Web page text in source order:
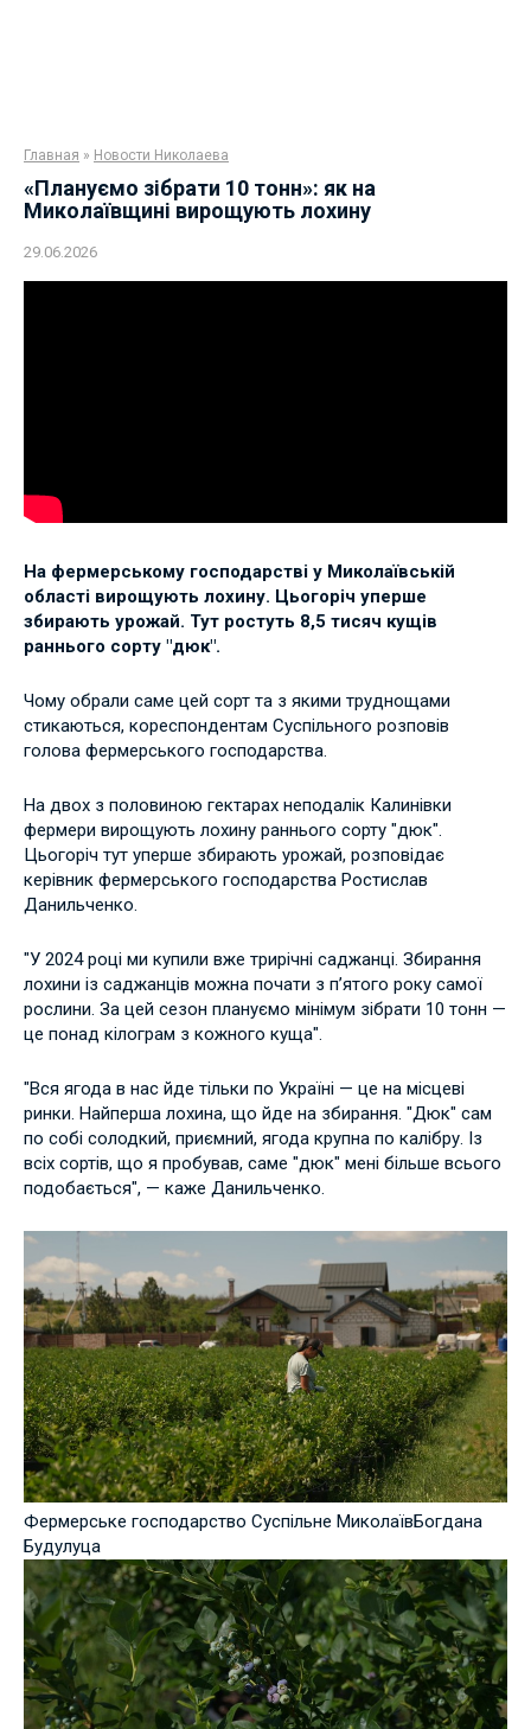
Главная » Новости Николаева
«Плануємо зібрати 10 тонн»: як на
Миколаївщині вирощують лохину
29.06.2026
На фермерському господарстві у Миколаївській
області вирощують лохину. Цьогоріч уперше
збирають урожай. Тут ростуть 8,5 тисяч кущів
раннього сорту "дюк".
Чому обрали саме цей сорт та з якими труднощами
стикаються, кореспондентам Суспільного розповів
голова фермерського господарства.
На двох з половиною гектарах неподалік Калинівки
фермери вирощують лохину раннього сорту "дюк".
Цьогоріч тут уперше збирають урожай, розповідає
керівник фермерського господарства Ростислав
Данильченко.
"У 2024 році ми купили вже трирічні саджанці. Збирання
лохини із саджанців можна почати з п’ятого року самої
рослини. За цей сезон плануємо мінімум зібрати 10 тонн —
це понад кілограм з кожного куща".
"Вся ягода в нас йде тільки по Україні — це на місцеві
ринки. Найперша лохина, що йде на збирання. "Дюк" сам
по собі солодкий, приємний, ягода крупна по калібру. Із
всіх сортів, що я пробував, саме "дюк" мені більше всього
подобається", — каже Данильченко.
Фермерське господарство Суспільне МиколаївБогдана
Будулуца